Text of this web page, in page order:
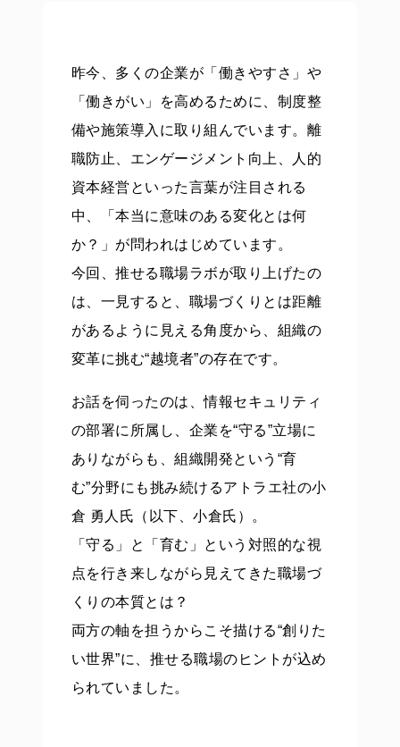
昨今、多くの企業が「働きやすさ」や
「働きがい」を高めるために、制度整
備や施策導入に取り組んでいます。離
職防止、エンゲージメント向上、人的
資本経営といった言葉が注目される
中、「本当に意味のある変化とは何
か？」が問われはじめています。
今回、推せる職場ラボが取り上げたの
は、一見すると、職場づくりとは距離
があるように見える角度から、組織の
変革に挑む“越境者”の存在です。
お話を伺ったのは、情報セキュリティ
の部署に所属し、企業を“守る”立場に
ありながらも、組織開発という“育
む”分野にも挑み続けるアトラエ社の小
倉 勇人氏（以下、小倉氏）。
「守る」と「育む」という対照的な視
点を行き来しながら見えてきた職場づ
くりの本質とは？
両方の軸を担うからこそ描ける“創りた
い世界”に、推せる職場のヒントが込め
られていました。